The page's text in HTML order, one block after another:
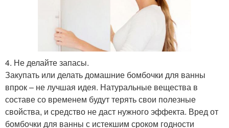
4. Не делайте запасы.
Закупать или делать домашние бомбочки для ванны
впрок – не лучшая идея. Натуральные вещества в
составе со временем будут терять свои полезные
свойства, и средство не даст нужного эффекта. Вред от
бомбочки для ванны с истекшим сроком годности